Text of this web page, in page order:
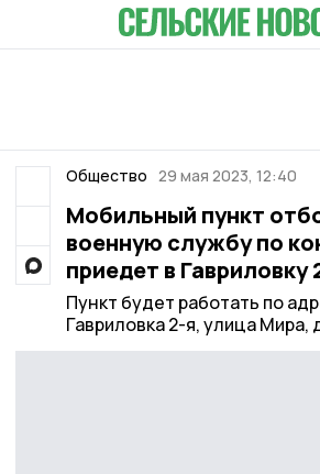
Общество 29 мая 2023, 12:40
Мобильный пункт
военную службу по
приедет в Гавриловку
Пункт будет работать по
Гавриловка 2-я, улица Мира,